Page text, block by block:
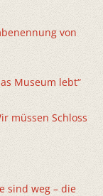
von
Museum lebt“
müssen Schloss
sind weg – die